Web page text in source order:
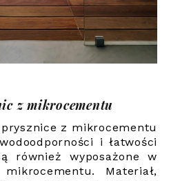
z mikrocementu
z mikrocementu
i łatwości
również wyposażone w
Materiał,